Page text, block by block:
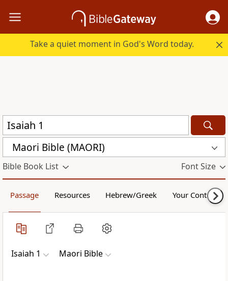
Take a quiet moment in God's Word today.
Maori Bible (MAORI)
Bible Book List Font Size
Passage Resources Hebrew/Greek Your Content
Isaiah 1 Maori Bible